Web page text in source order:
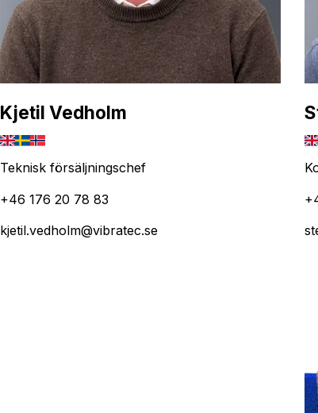
Kjetil Vedholm
Teknisk försäljningschef
+46 176 20 78 83
kjetil.vedholm@vibratec.se